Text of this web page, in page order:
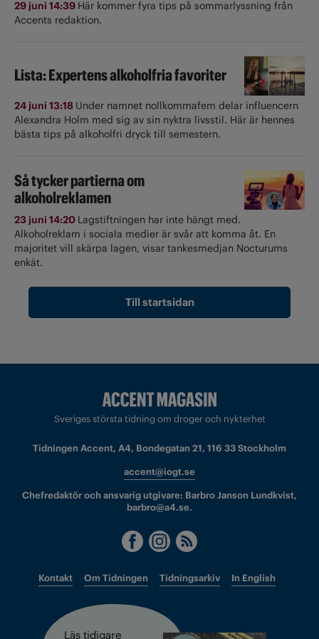
29 juni 14:39 Här kommer fyra tips på sommarlyssning från
Accents redaktion.
Lista: Expertens alkoholfria favoriter
24 juni 13:18 Under namnet nollkommafem delar influencern
Alexandra Holm med sig av sin nyktra livsstil. Här är hennes
bästa tips på alkoholfri dryck till semestern.
Så tycker partierna om
alkoholreklamen
23 juni 14:20 Lagstiftningen har inte hängt med.
Alkoholreklam i sociala medier är svår att komma åt. En
majoritet vill skärpa lagen, visar tankesmedjan Nocturums
enkät.
Till startsidan
Sveriges största tidning om droger och nykterhet
Tidningen Accent, A4, Bondegatan 21, 116 33 Stockholm
accent@iogt.se
Chefredaktör och ansvarig utgivare: Barbro Janson Lundkvist,
barbro@a4.se.
Kontakt Om Tidningen Tidningsarkiv In English
Läs tidigare